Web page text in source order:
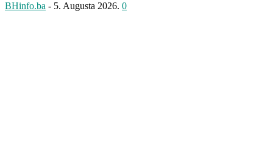
BHinfo.ba - 5. Augusta 2026. 0